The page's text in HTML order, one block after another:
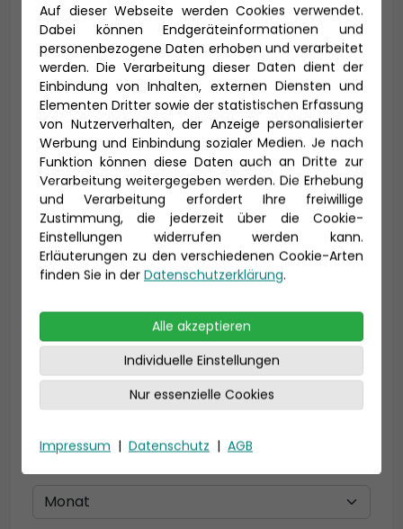
Titel
Vorname * Nachname *
E-Mail *
Geburtsdatum
Auf dieser Webseite werden Cookies verwendet.
Dabei können Endgeräteinformationen und
personenbezogene Daten erhoben und verarbeitet
werden. Die Verarbeitung dieser Daten dient der
Einbindung von Inhalten, externen Diensten und
Elementen Dritter sowie der statistischen Erfassung
von Nutzerverhalten, der Anzeige personalisierter
Werbung und Einbindung sozialer Medien. Je nach
Funktion können diese Daten auch an Dritte zur
Verarbeitung weitergegeben werden. Die Erhebung
und Verarbeitung erfordert Ihre freiwillige
Zustimmung, die jederzeit über die Cookie-
Einstellungen widerrufen werden kann.
Erläuterungen zu den verschiedenen Cookie-Arten
finden Sie in der Datenschutzerklärung.
Alle akzeptieren
Individuelle Einstellungen
Nur essenzielle Cookies
Impressum | Datenschutz | AGB